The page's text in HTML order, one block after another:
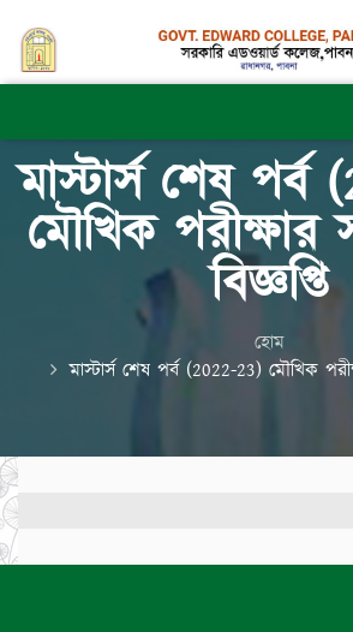
মাস্টার্স শেষ পর্ব
মৌখিক পরীক্ষার
বিজ্ঞপ্তি
হোম
মাস্টার্স শেষ পর্ব (2022-23) মৌখিক